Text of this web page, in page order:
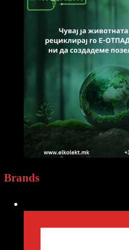
Brands